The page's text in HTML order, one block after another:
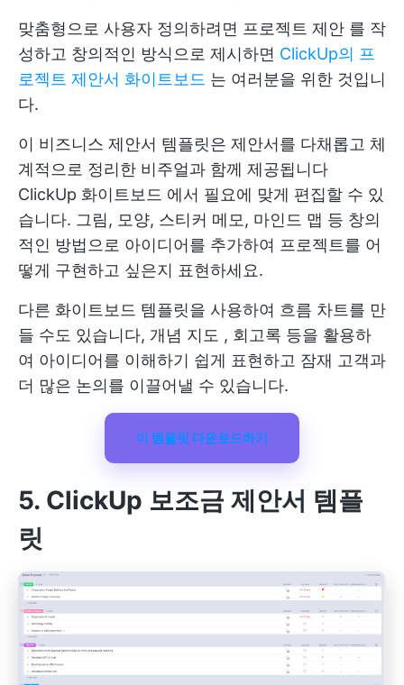
맞춤형으로 사용자 정의하려면 프로젝트 제안 를 작
성하고 창의적인 방식으로 제시하면 ClickUp의 프
로젝트 제안서 화이트보드 는 여러분을 위한 것입니
다.
이 비즈니스 제안서 템플릿은 제안서를 다채롭고 체
계적으로 정리한 비주얼과 함께 제공됩니다
ClickUp 화이트보드 에서 필요에 맞게 편집할 수 있
습니다. 그림, 모양, 스티커 메모, 마인드 맵 등 창의
적인 방법으로 아이디어를 추가하여 프로젝트를 어
떻게 구현하고 싶은지 표현하세요.
다른 화이트보드 템플릿을 사용하여 흐름 차트를 만
들 수도 있습니다, 개념 지도 , 회고록 등을 활용하
여 아이디어를 이해하기 쉽게 표현하고 잠재 고객과
더 많은 논의를 이끌어낼 수 있습니다.
이 템플릿 다운로드하기
5. ClickUp 보조금 제안서 템플
릿